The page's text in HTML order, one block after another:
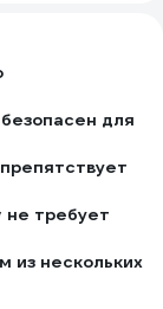
безопасен для
препятствует
не требует
из нескольких